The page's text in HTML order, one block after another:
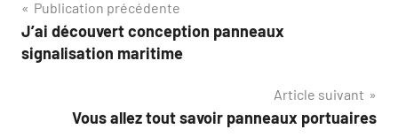
Navigation
de
Publication précédente
J’ai découvert conception panneaux
signalisation maritime
Article suivant
Vous allez tout savoir panneaux portuaires